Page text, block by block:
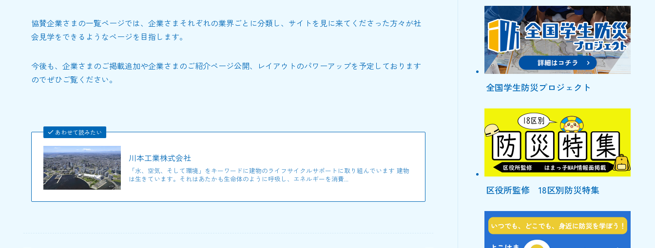
協賛企業さまの一覧ページでは、企業さまそれぞれの業界ごとに分類し、サイトを見に来てくださった方々が社
会見学をできるようなページを目指します。
今後も、企業さまのご掲載追加や企業さまのご紹介ページ公開、レイアウトのパワーアップを予定しております
のでぜひご覧ください。
あわせて読みたい
川本工業株式会社
「水、空気、そして環境」をキーワードに建物のライフサイクルサポートに取り組んでいます 建物
は生きています。それはあたかも生命体のように呼吸し、エネルギーを消費...
全国学生防災プロジェクト
区役所監修 18区別防災特集